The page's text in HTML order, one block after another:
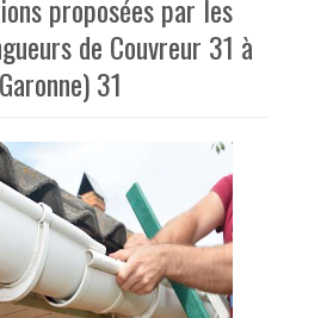
proposées par les
de Couvreur 31 à
31